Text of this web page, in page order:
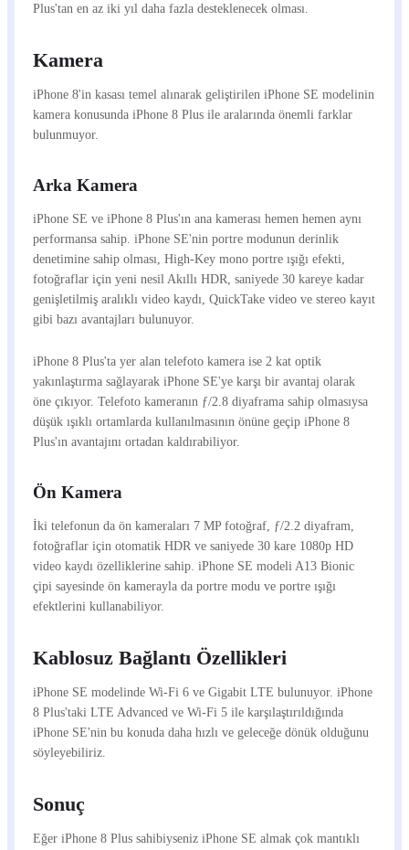
Plus'tan en az iki yıl daha fazla desteklenecek olması.
Kamera
iPhone 8'in kasası temel alınarak geliştirilen iPhone SE modelinin
kamera konusunda iPhone 8 Plus ile aralarında önemli farklar
bulunmuyor.
Arka Kamera
iPhone SE ve iPhone 8 Plus'ın ana kamerası hemen hemen aynı
performansa sahip. iPhone SE'nin portre modunun derinlik
denetimine sahip olması, High-Key mono portre ışığı efekti,
fotoğraflar için yeni nesil Akıllı HDR, saniyede 30 kareye kadar
genişletilmiş aralıklı video kaydı, QuickTake video ve stereo kayıt
gibi bazı avantajları bulunuyor.
iPhone 8 Plus'ta yer alan telefoto kamera ise 2 kat optik
yakınlaştırma sağlayarak iPhone SE'ye karşı bir avantaj olarak
öne çıkıyor. Telefoto kameranın ƒ/2.8 diyaframa sahip olmasıysa
düşük ışıklı ortamlarda kullanılmasının önüne geçip iPhone 8
Plus'ın avantajını ortadan kaldırabiliyor.
Ön Kamera
İki telefonun da ön kameraları 7 MP fotoğraf, ƒ/2.2 diyafram,
fotoğraflar için otomatik HDR ve saniyede 30 kare 1080p HD
video kaydı özelliklerine sahip. iPhone SE modeli A13 Bionic
çipi sayesinde ön kamerayla da portre modu ve portre ışığı
efektlerini kullanabiliyor.
Kablosuz Bağlantı Özellikleri
iPhone SE modelinde Wi-Fi 6 ve Gigabit LTE bulunuyor. iPhone
8 Plus'taki LTE Advanced ve Wi-Fi 5 ile karşılaştırıldığında
iPhone SE'nin bu konuda daha hızlı ve geleceğe dönük olduğunu
söyleyebiliriz.
Sonuç
Eğer iPhone 8 Plus sahibiyseniz iPhone SE almak çok mantıklı